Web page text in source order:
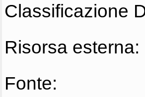
Classificazione
Risorsa esterna:
Fonte: